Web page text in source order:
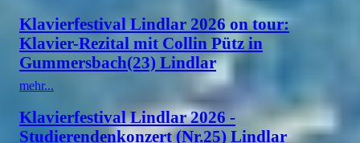
Klavierfestival Lindlar 2026 on tour:
Klavier-Rezital mit Collin Pütz in
Gummersbach(23) Lindlar
mehr...
Klavierfestival Lindlar 2026 -
Studierendenkonzert (Nr.25) Lindlar